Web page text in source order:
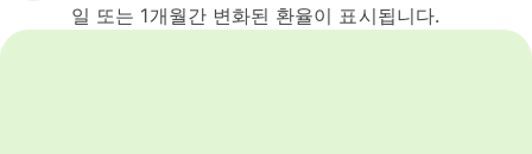
일 또는 1개월간 변화된 환율이 표시됩니다.